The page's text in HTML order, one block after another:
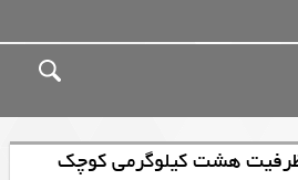
هشت کیلوگرمی کوچک